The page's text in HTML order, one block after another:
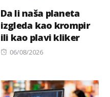
Da li naša planeta
izgleda kao krompir
ili kao plavi kliker
Posted
06/08/2026